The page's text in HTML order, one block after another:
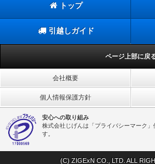
トップ
引越しガイド
ページ上部に戻
会社概要
個人情報保護方針
安心への取り組み
株式会社じげんは「プライバシーマーク
す。
(C) ZIGExN CO., LTD. ALL